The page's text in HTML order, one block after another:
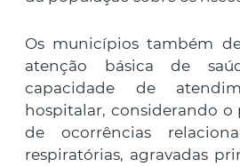
Os municípios também
atenção básica de
capacidade de
hospitalar, considerando o
de ocorrências
respiratórias, agravadas